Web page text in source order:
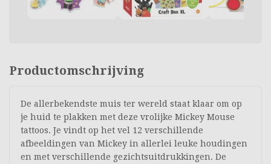
Productomschrijving
De allerbekendste muis ter wereld staat klaar om op
je huid te plakken met deze vrolijke Mickey Mouse
tattoos. Je vindt op het vel 12 verschillende
afbeeldingen van Mickey in allerlei leuke houdingen
en met verschillende gezichtsuitdrukkingen. De